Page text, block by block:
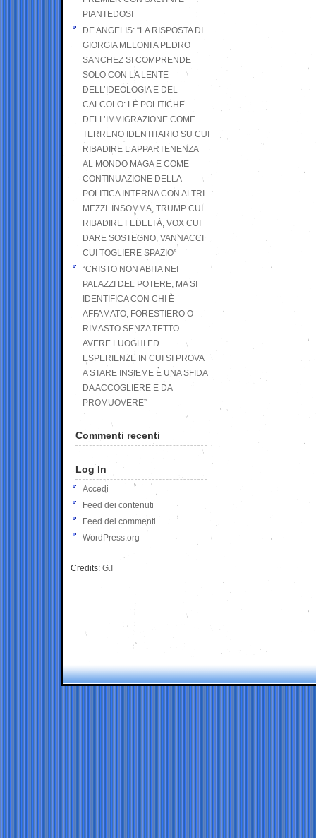
PIANTEDOSI
DE ANGELIS: “LA RISPOSTA DI
GIORGIA MELONI A PEDRO
SANCHEZ SI COMPRENDE
SOLO CON LA LENTE
DELL’IDEOLOGIA E DEL
CALCOLO: LE POLITICHE
DELL’IMMIGRAZIONE COME
TERRENO IDENTITARIO SU CUI
RIBADIRE L’APPARTENENZA
AL MONDO MAGA E COME
CONTINUAZIONE DELLA
POLITICA INTERNA CON ALTRI
MEZZI. INSOMMA, TRUMP CUI
RIBADIRE FEDELTÀ, VOX CUI
DARE SOSTEGNO, VANNACCI
CUI TOGLIERE SPAZIO”
“CRISTO NON ABITA NEI
PALAZZI DEL POTERE, MA SI
IDENTIFICA CON CHI È
AFFAMATO, FORESTIERO O
RIMASTO SENZA TETTO.
AVERE LUOGHI ED
ESPERIENZE IN CUI SI PROVA
A STARE INSIEME È UNA SFIDA
DA ACCOGLIERE E DA
PROMUOVERE”
Commenti recenti
Log In
Accedi
Feed dei contenuti
Feed dei commenti
WordPress.org
Credits: G.I